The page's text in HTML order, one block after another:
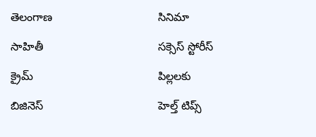
తెలంగాణ
సాహితీ
క్రైమ్
బిజినెస్
సినిమా
సక్సెస్ స్టోరీస్
పిల్లలకు
హెల్త్ టిప్స్